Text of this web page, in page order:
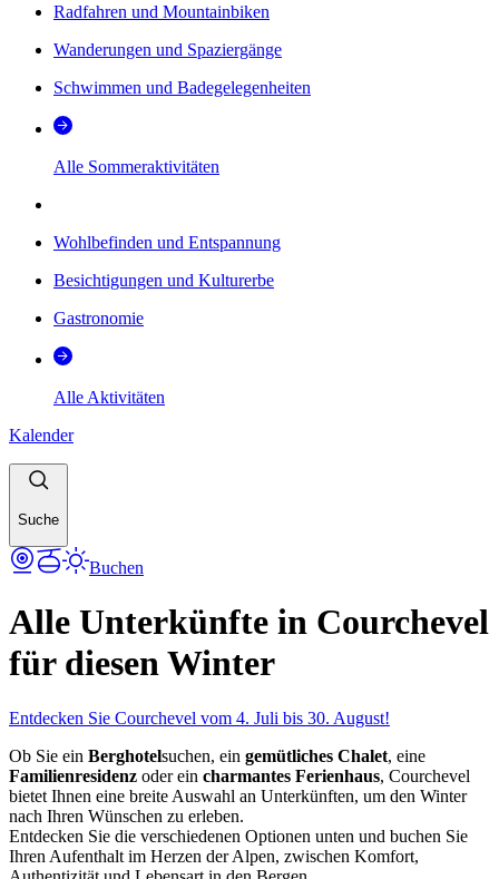
Radfahren und Mountainbiken
Wanderungen und Spaziergänge
Schwimmen und Badegelegenheiten
Alle Sommeraktivitäten
Wohlbefinden und Entspannung
Besichtigungen und Kulturerbe
Gastronomie
Alle Aktivitäten
Kalender
Suche
Buchen
Alle Unterkünfte in Courchevel
für diesen Winter
Entdecken Sie Courchevel vom 4. Juli bis 30. August!
Ob Sie ein Berghotelsuchen, ein gemütliches Chalet, eine
Familienresidenz oder ein charmantes Ferienhaus, Courchevel
bietet Ihnen eine breite Auswahl an Unterkünften, um den Winter
nach Ihren Wünschen zu erleben.
Entdecken Sie die verschiedenen Optionen unten und buchen Sie
Ihren Aufenthalt im Herzen der Alpen, zwischen Komfort,